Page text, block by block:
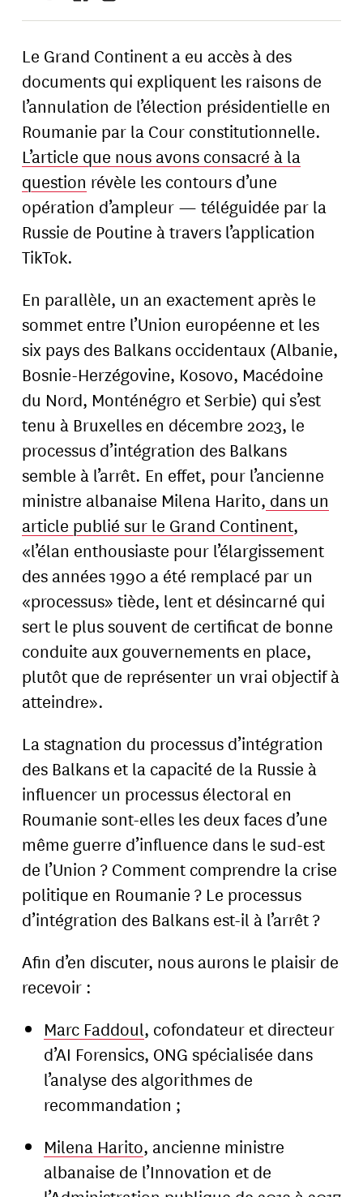
Le Grand Continent a eu accès à des
documents qui expliquent les raisons de
l’annulation de l’élection présidentielle en
Roumanie par la Cour constitutionnelle.
L’article que nous avons consacré à la
question révèle les contours d’une
opération d’ampleur — téléguidée par la
Russie de Poutine à travers l’application
TikTok.
En parallèle, un an exactement après le
sommet entre l’Union européenne et les
six pays des Balkans occidentaux (Albanie,
Bosnie-Herzégovine, Kosovo, Macédoine
du Nord, Monténégro et Serbie) qui s’est
tenu à Bruxelles en décembre 2023, le
processus d’intégration des Balkans
semble à l’arrêt. En effet, pour l’ancienne
ministre albanaise Milena Harito, dans un
article publié sur le Grand Continent,
«l’élan enthousiaste pour l’élargissement
des années 1990 a été remplacé par un
«processus» tiède, lent et désincarné qui
sert le plus souvent de certificat de bonne
conduite aux gouvernements en place,
plutôt que de représenter un vrai objectif à
atteindre».
La stagnation du processus d’intégration
des Balkans et la capacité de la Russie à
influencer un processus électoral en
Roumanie sont-elles les deux faces d’une
même guerre d’influence dans le sud-est
de l’Union ? Comment comprendre la crise
politique en Roumanie ? Le processus
d’intégration des Balkans est-il à l’arrêt ?
Afin d’en discuter, nous aurons le plaisir de
recevoir :
Marc Faddoul, cofondateur et directeur
d’AI Forensics, ONG spécialisée dans
l’analyse des algorithmes de
recommandation ;
Milena Harito, ancienne ministre
albanaise de l’Innovation et de